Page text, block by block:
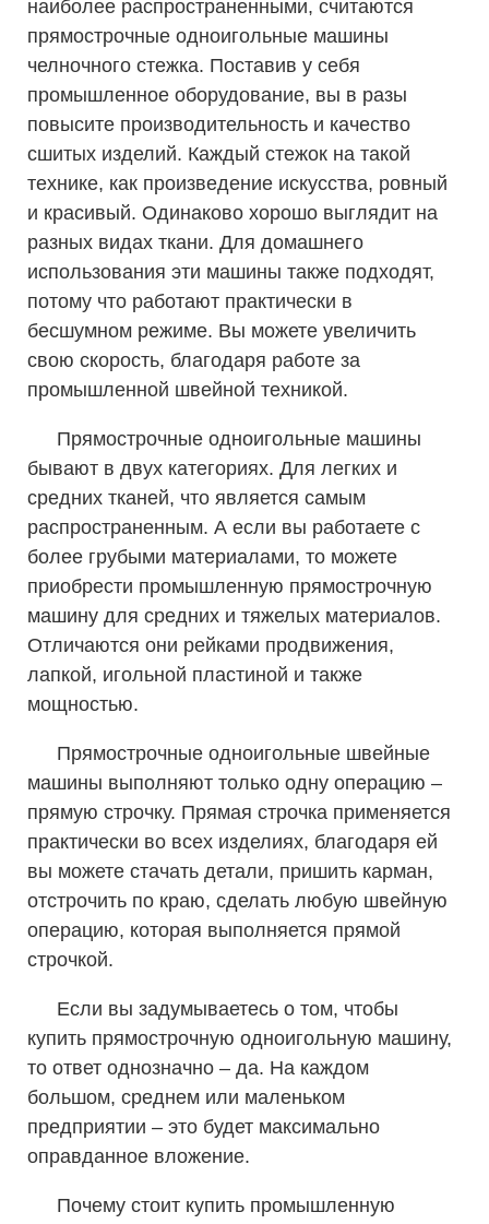
наиболее распространенными, считаются
прямострочные одноигольные машины
челночного стежка. Поставив у себя
промышленное оборудование, вы в разы
повысите производительность и качество
сшитых изделий. Каждый стежок на такой
технике, как произведение искусства, ровный
и красивый. Одинаково хорошо выглядит на
разных видах ткани. Для домашнего
использования эти машины также подходят,
потому что работают практически в
бесшумном режиме. Вы можете увеличить
свою скорость, благодаря работе за
промышленной швейной техникой.
Прямострочные одноигольные машины
бывают в двух категориях. Для легких и
средних тканей, что является самым
распространенным. А если вы работаете с
более грубыми материалами, то можете
приобрести промышленную прямострочную
машину для средних и тяжелых материалов.
Отличаются они рейками продвижения,
лапкой, игольной пластиной и также
мощностью.
Прямострочные одноигольные швейные
машины выполняют только одну операцию –
прямую строчку. Прямая строчка применяется
практически во всех изделиях, благодаря ей
вы можете стачать детали, пришить карман,
отстрочить по краю, сделать любую швейную
операцию, которая выполняется прямой
строчкой.
Если вы задумываетесь о том, чтобы
купить прямострочную одноигольную машину,
то ответ однозначно – да. На каждом
большом, среднем или маленьком
предприятии – это будет максимально
оправданное вложение.
Почему стоит купить промышленную